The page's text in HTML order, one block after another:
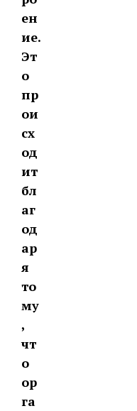
ен
ие.
Эт
о
пр
ои
сх
од
ит
бл
аг
од
ар
я
то
му
,
чт
о
ор
га